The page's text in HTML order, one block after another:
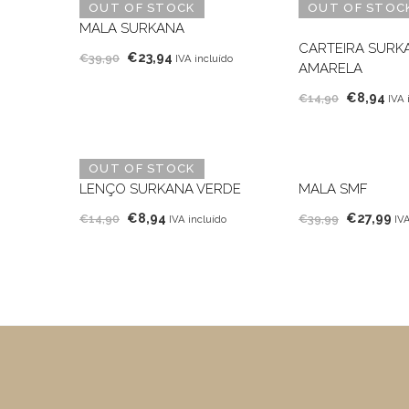
OUT OF STOCK
MALA SURKANA
€39,90 O
€23,94 O
IVA incluído
OUT OF
CARTEIRA
AMARELA
€14,90 O
€14,90.
€8,94 O
IVA
OUT OF STOCK
LENÇO SURKANA VERDE
€14,90 O
€8,94 O
IVA incluído
MALA SMF
€39,99 O
€27,99 O